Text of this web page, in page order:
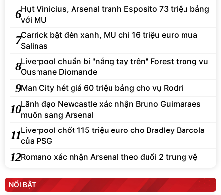
6Hụt Vinicius, Arsenal tranh Esposito 73 triệu bảng
với MU
7Carrick bật đèn xanh, MU chi 16 triệu euro mua
Salinas
8Liverpool chuẩn bị "nẫng tay trên" Forest trong vụ
Ousmane Diomande
9Man City hét giá 60 triệu bảng cho vụ Rodri
10Lãnh đạo Newcastle xác nhận Bruno Guimaraes
muốn sang Arsenal
11Liverpool chốt 115 triệu euro cho Bradley Barcola
của PSG
12Romano xác nhận Arsenal theo đuổi 2 trung vệ
NỔI BẬT